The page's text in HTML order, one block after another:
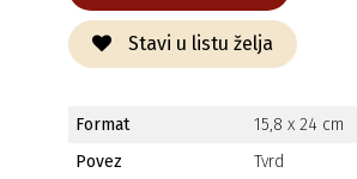
Stavi u listu želja
Format
15,8 x 24 cm
Povez
Tvrd